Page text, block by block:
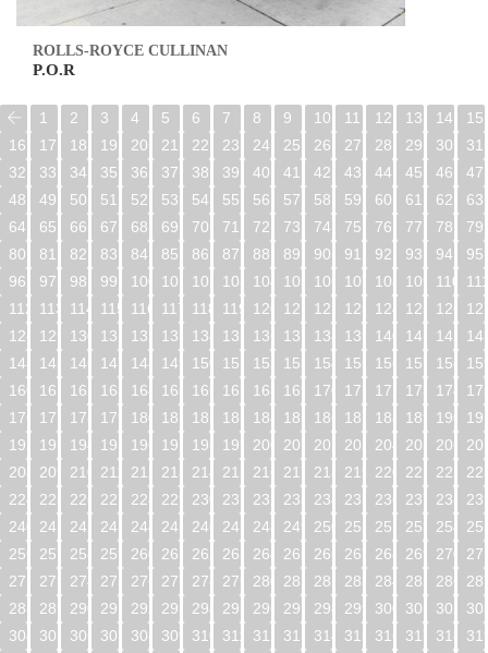
ROLLS-ROYCE CULLINAN
P.O.R
1 2 3 4 5 6 7 8 9 10 11 12 13 14
15
16
17 18 19 20 21 22 23 24 25 26 27 28 29 30
31
32
33 34 35 36 37 38 39 40 41 42 43 44 45 46
47
48
49 50 51 52 53 54 55 56 57 58 59 60 61 62
63
64
65 66 67 68 69 70 71 72 73 74 75 76 77 78
79
80
81 82 83 84 85 86 87 88 89 90 91 92 93 94
95
96
97 98 99 100 101 102 103 104 105 106 107 108 109 110
112
113 114 115 116 117 118 119 120 121 122 123 124 125 126
128
129 130 131 132 133 134 135 136 137 138 139 140 141 142
144
145 146 147 148 149 150 151 152 153 154 155 156 157 158
160
161 162 163 164 165 166 167 168 169 170 171 172 173 174
176
177 178 179 180 181 182 183 184 185 186 187 188 189 190
192
193 194 195 196 197 198 199 200 201 202 203 204 205 206
208
209 210 211 212 213 214 215 216 217 218 219 220 221 222
224
225 226 227 228 229 230 231 232 233 234 235 236 237 238
240
241 242 243 244 245 246 247 248 249 250 251 252 253 254
256
257 258 259 260 261 262 263 264 265 266 267 268 269 270
272
273 274 275 276 277 278 279 280 281 282 283 284 285 286
288
289 290 291 292 293 294 295 296 297 298 299 300 301 302
304
305 306 307 308 309 310 311 312 313 314 315 316 317 318